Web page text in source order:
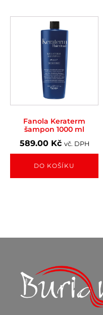
Fanola Keraterm
šampon 1000 ml
589.00 Kč vč. DPH
DO KOŠÍKU